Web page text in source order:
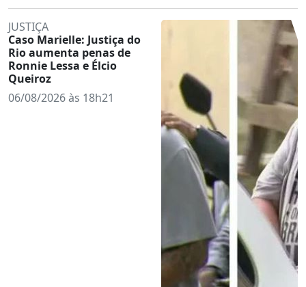
JUSTIÇA
Caso Marielle: Justiça do
Rio aumenta penas de
Ronnie Lessa e Élcio
Queiroz
06/08/2026 às 18h21